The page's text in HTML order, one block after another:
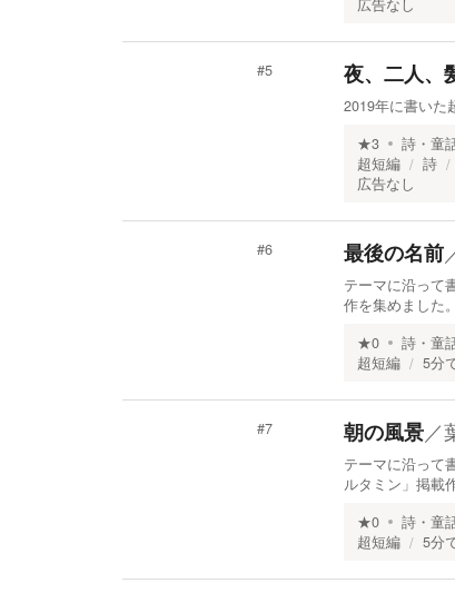
広告なし
#5 夜、二人、
2019年に書いた
★3 詩・童
超短編
詩
広告なし
#6 最後の名前
テーマに沿って
作を集めました。
★0 詩・童
超短編
5分
#7 朝の風景／
テーマに沿って
ルタミン」掲載
★0 詩・童
超短編
5分